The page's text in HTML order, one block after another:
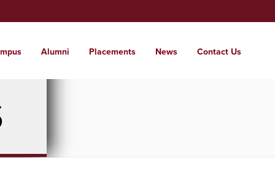
Alumni Placements News Contact Us
of the institute
a world where students are nurtured into
citizens with local roots.
of institutes from KG to PG and
. . .
campus for care free learning.